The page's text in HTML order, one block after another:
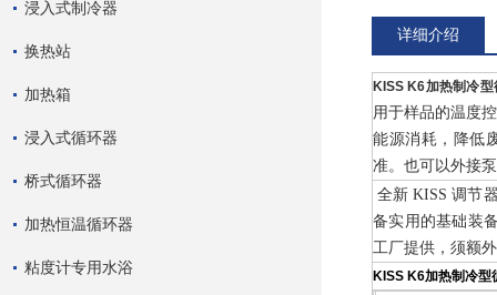
浸入式制冷器
换热站
加热箱
浸入式循环器
桥式循环器
加热恒温循环器
粘度计专用水浴
详细介绍
KISS K6加热制冷型
用于样品的温度
能源消耗，降低
准。也可以外接
全新 KISS 调节
备实用的基础装
工厂提供，须额
KISS K6加热制冷型